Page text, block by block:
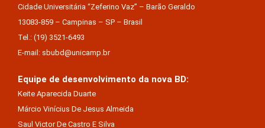
Cidade Universitária “Zeferino Vaz” – Barão Geraldo
13083-859 – Campinas – SP – Brasil
Tel.: (19) 3521-6493
E-mail: sbubd@unicamp.br
Equipe de desenvolvimento da nova BD:
Keite Aparecida Duarte
Márcio Vinícius De Jesus Almeida
Saul Victor De Castro E Silva